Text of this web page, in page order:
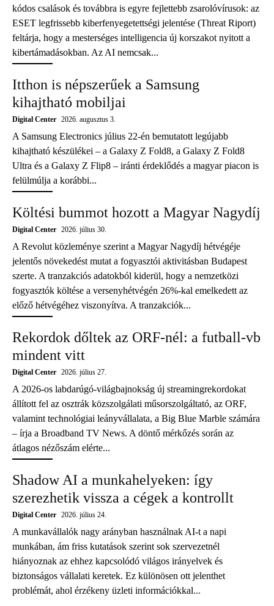
kódos csalások és továbbra is egyre fejlettebb zsarolóvírusok: az
ESET legfrissebb kiberfenyegetettségi jelentése (Threat Riport)
feltárja, hogy a mesterséges intelligencia új korszakot nyitott a
kibertámadásokban. Az AI nemcsak...
Itthon is népszerűek a Samsung
kihajtható mobiljai
Digital Center 2026. augusztus 3.
A Samsung Electronics július 22-én bemutatott legújabb
kihajtható készülékei – a Galaxy Z Fold8, a Galaxy Z Fold8
Ultra és a Galaxy Z Flip8 – iránti érdeklődés a magyar piacon is
felülmúlja a korábbi...
Költési bummot hozott a Magyar Nagydíj
Digital Center 2026. július 30.
A Revolut közleménye szerint a Magyar Nagydíj hétvégéje
jelentős növekedést mutat a fogyasztói aktivitásban Budapest
szerte. A tranzakciós adatokból kiderül, hogy a nemzetközi
fogyasztók költése a versenyhétvégén 26%-kal emelkedett az
előző hétvégéhez viszonyítva. A tranzakciók...
Rekordok dőltek az ORF-nél: a futball-vb
mindent vitt
Digital Center 2026. július 27.
A 2026-os labdarúgó-világbajnokság új streamingrekordokat
állított fel az osztrák közszolgálati műsorszolgáltató, az ORF,
valamint technológiai leányvállalata, a Big Blue Marble számára
– írja a Broadband TV News. A döntő mérkőzés során az
átlagos nézőszám elérte...
Shadow AI a munkahelyeken: így
szerezhetik vissza a cégek a kontrollt
Digital Center 2026. július 24.
A munkavállalók nagy arányban használnak AI-t a napi
munkában, ám friss kutatások szerint sok szervezetnél
hiányoznak az ehhez kapcsolódó világos irányelvek és
biztonságos vállalati keretek. Ez különösen ott jelenthet
problémát, ahol érzékeny üzleti információkkal...